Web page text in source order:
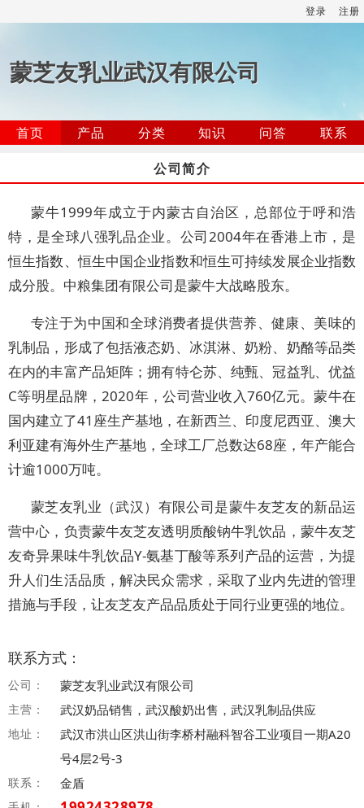
登录 注册
蒙芝友乳业武汉有限公司
首页 产品 分类 知识 问答
联系
公司简介
蒙牛1999年成立于内蒙古自治区，总部位于呼和浩
特，是全球八强乳品企业。公司2004年在香港上市，是
恒生指数、恒生中国企业指数和恒生可持续发展企业指数
成分股。中粮集团有限公司是蒙牛大战略股东。
专注于为中国和全球消费者提供营养、健康、美味的
乳制品，形成了包括液态奶、冰淇淋、奶粉、奶酪等品类
在内的丰富产品矩阵；拥有特仑苏、纯甄、冠益乳、优益
C等明星品牌，2020年，公司营业收入760亿元。蒙牛在
国内建立了41座生产基地，在新西兰、印度尼西亚、澳大
利亚建有海外生产基地，全球工厂总数达68座，年产能合
计逾1000万吨。
蒙芝友乳业（武汉）有限公司是蒙牛友芝友的新品运
营中心，负责蒙牛友芝友透明质酸钠牛乳饮品，蒙牛友芝
友奇异果味牛乳饮品Y-氨基丁酸等系列产品的运营，为提
升人们生活品质，解决民众需求，采取了业内先进的管理
措施与手段，让友芝友产品品质处于同行业更强的地位。
联系方式：
公司： 蒙芝友乳业武汉有限公司
主营： 武汉奶品销售，武汉酸奶出售，武汉乳制品供应
地址：
武汉市洪山区洪山街李桥村融科智谷工业项目一期A20
号4层2号-3
联系： 金盾